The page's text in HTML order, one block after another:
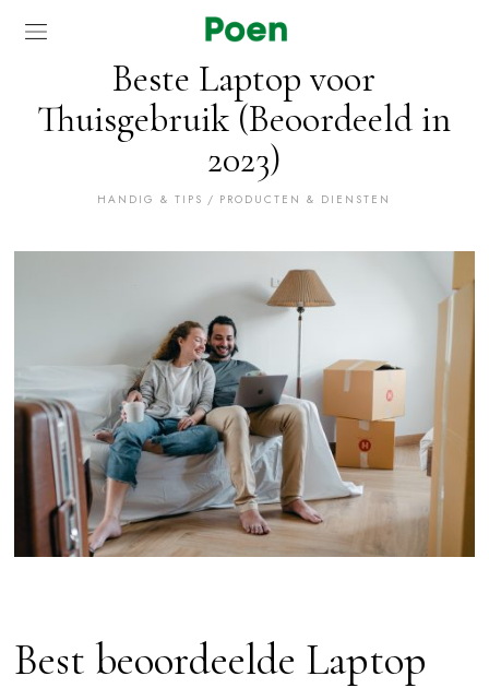
Beste Laptop voor
Thuisgebruik (Beoordeeld in
2023)
HANDIG & TIPS / PRODUCTEN & DIENSTEN
Best beoordeelde Laptop